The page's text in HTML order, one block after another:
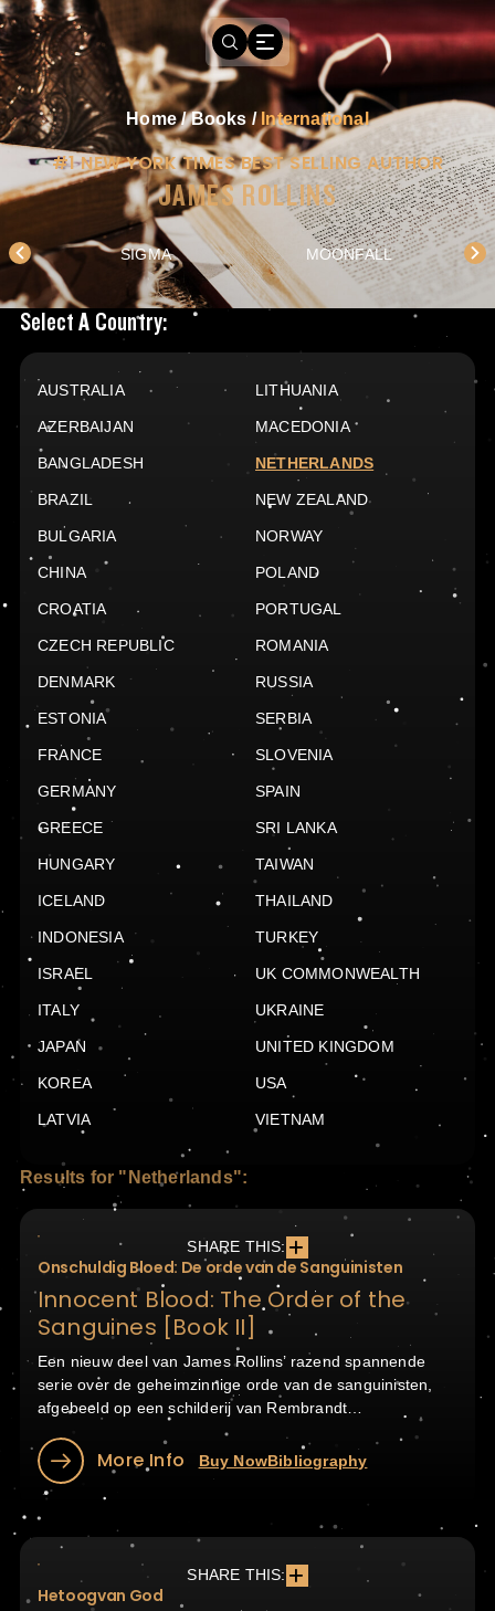
Home/Books/International
#1 NEW YORK TIMES BEST SELLING AUTHOR
JAMES ROLLINS
SIGMA MOONFALL
Books Available In
Select A Country:
AUSTRALIA
AZERBAIJAN
BANGLADESH
BRAZIL
BULGARIA
CHINA
CROATIA
CZECH REPUBLIC
DENMARK
ESTONIA
FRANCE
GERMANY
GREECE
HUNGARY
ICELAND
INDONESIA
ISRAEL
ITALY
JAPAN
KOREA
LATVIA
LITHUANIA
MACEDONIA
NETHERLANDS
NEW ZEALAND
NORWAY
POLAND
PORTUGAL
ROMANIA
RUSSIA
SERBIA
SLOVENIA
SPAIN
SRI LANKA
TAIWAN
THAILAND
TURKEY
UK COMMONWEALTH
UKRAINE
UNITED KINGDOM
USA
VIETNAM
Results for "Netherlands":
SHARE THIS:
Onschuldig Bloed: De orde van de Sanguinisten
Innocent Blood: The Order of the
Sanguines [Book II]
Een nieuw deel van James Rollins’ razend spannende
serie over de geheimzinnige orde van de sanguinisten,
afgebeeld op een schilderij van Rembrandt…
More Info Buy NowBibliography
SHARE THIS:
Hetoogvan God